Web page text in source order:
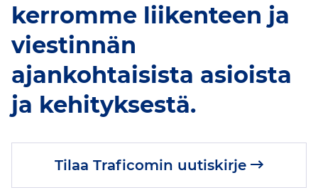
kerromme liikenteen ja
viestinnän
ajankohtaisista asioista
ja kehityksestä.
Tilaa Traficomin uutiskirje